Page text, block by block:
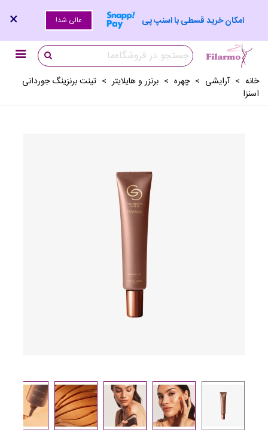
امکان خرید قسطی با اسنپ پی عالی شد! ×
خانه > آرايشی > چهره > برنزر و هایلایتر > تینت برنزینگ جوردانی
اسنزا